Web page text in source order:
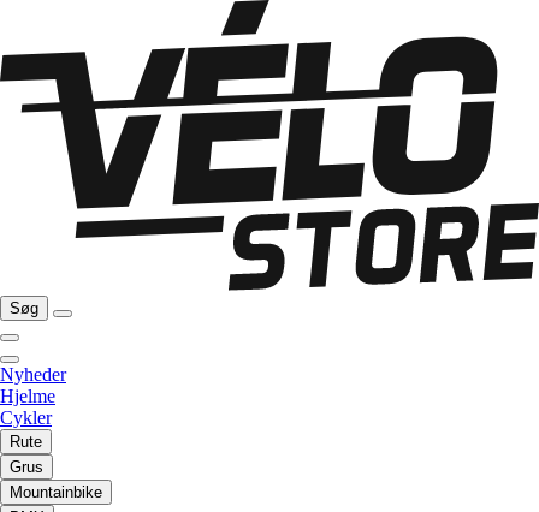
Søg
Nyheder
Hjelme
Cykler
Rute
Grus
Mountainbike